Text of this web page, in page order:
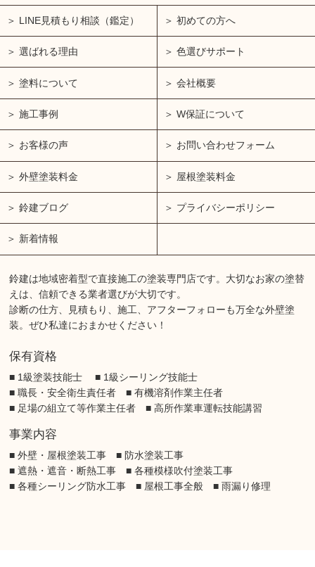
LINE見積もり相談（鑑定） 初めての方へ
選ばれる理由 色選びサポート
塗料について 会社概要
施工事例 W保証について
お客様の声 お問い合わせフォーム
外壁塗装料金 屋根塗装料金
鈴建ブログ プライバシーポリシー
新着情報
鈴建は地域密着型で直接施工の塗装専門店です。大切なお家の塗替
えは、信頼できる業者選びが大切です。
診断の仕方、見積もり、施工、アフターフォローも万全な外壁塗
装。ぜひ私達におまかせください！
保有資格
■ 1級塗装技能士 ■ 1級シーリング技能士
■ 職長・安全衛生責任者 ■ 有機溶剤作業主任者
■ 足場の組立て等作業主任者 ■ 高所作業車運転技能講習
事業内容
■ 外壁・屋根塗装工事 ■ 防水塗装工事
■ 遮熱・遮音・断熱工事 ■ 各種模様吹付塗装工事
■ 各種シーリング防水工事 ■ 屋根工事全般 ■ 雨漏り修理